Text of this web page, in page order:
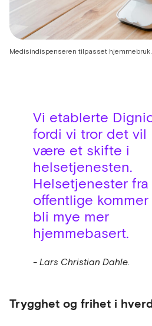
Medisindispenseren tilpasset hjemmebruk.
Vi etablerte
fordi vi tror det vil
være et skifte i
helsetjenesten.
Helsetjenester
offentlige
bli mye mer
hjemmebasert.
- Lars Christian Dahle.
Trygghet og frihet i